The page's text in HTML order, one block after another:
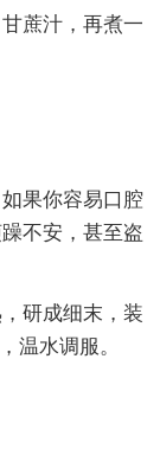
蔗汁，再煮一
果你容易口腔
不安，甚至盗
研成细末，装
温水调服。